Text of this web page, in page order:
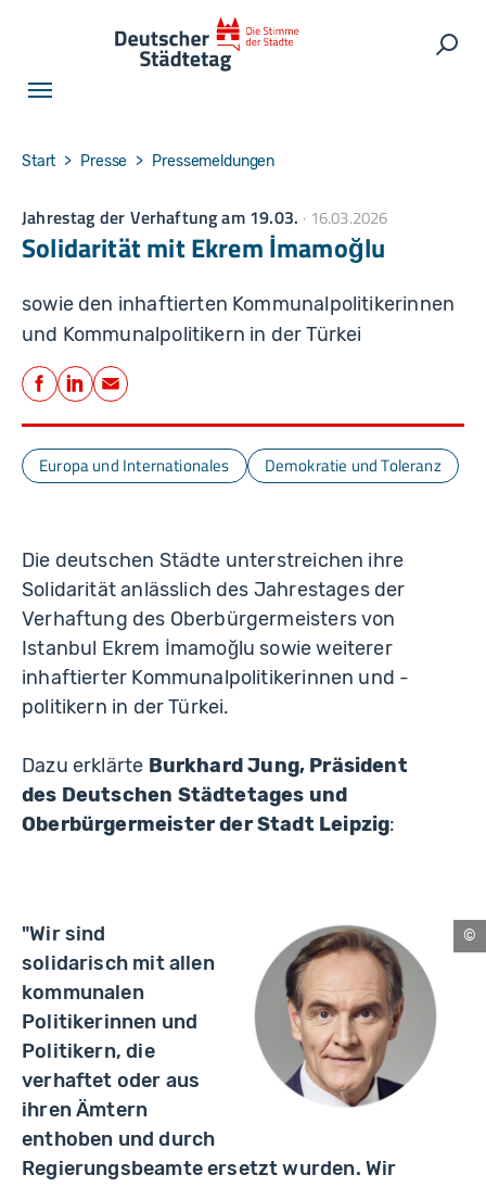
You are here:
Start Presse Pressemeldungen
Jahrestag der Verhaftung am 19.03. 16.03.2026
Solidarität mit Ekrem İmamoğlu
sowie den inhaftierten Kommunalpolitikerinnen
und Kommunalpolitikern in der Türkei
Teilen
Facebook
LinkedIn
E-Mail
Europa und Internationales Demokratie und Toleranz
Die deutschen Städte unterstreichen ihre
Solidarität anlässlich des Jahrestages der
Verhaftung des Oberbürgermeisters von
Istanbul Ekrem İmamoğlu sowie weiterer
inhaftierter Kommunalpolitikerinnen und -
politikern in der Türkei.
Dazu erklärte Burkhard Jung, Präsident
des Deutschen Städtetages und
Oberbürgermeister der Stadt Leipzig:
"Wir sind
solidarisch mit allen
kommunalen
Politikerinnen und
Politikern, die
verhaftet oder aus
ihren Ämtern
enthoben und durch
Regierungsbeamte ersetzt wurden. Wir